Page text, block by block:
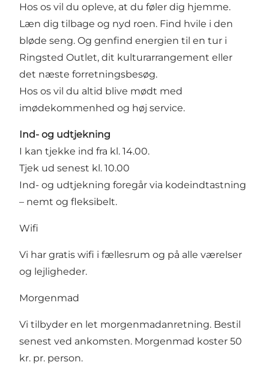
Hos os vil du opleve, at du føler dig hjemme.
Læn dig tilbage og nyd roen. Find hvile i den
bløde seng. Og genfind energien til en tur i
Ringsted Outlet, dit kulturarrangement eller
det næste forretningsbesøg.
Hos os vil du altid blive mødt med
imødekommenhed og høj service.
Ind- og udtjekning
I kan tjekke ind fra kl. 14.00.
Tjek ud senest kl. 10.00
Ind- og udtjekning foregår via kodeindtastning
– nemt og fleksibelt.
Wifi
Vi har gratis wifi i fællesrum og på alle værelser
og lejligheder.
Morgenmad
Vi tilbyder en let morgenmadanretning. Bestil
senest ved ankomsten. Morgenmad koster 50
kr. pr. person.